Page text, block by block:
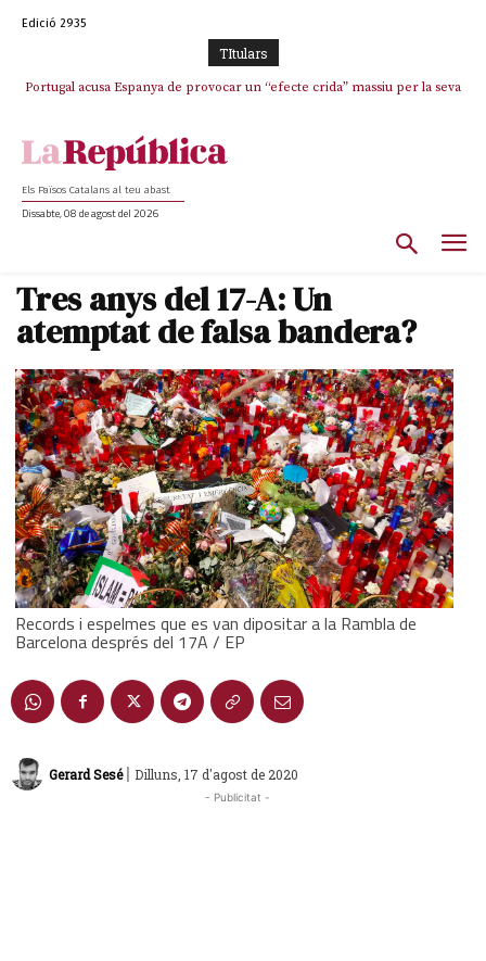
Edició 2935
TItulars
Portugal acusa Espanya de provocar un “efecte crida” massiu per la seva
Els Països Catalans al teu abast
Dissabte, 08 de agost del 2026
Tres anys del 17-A: Un
atemptat de falsa bandera?
Records i espelmes que es van dipositar a la Rambla de
Barcelona després del 17A / EP
Gerard Sesé | Dilluns, 17 d'agost de 2020
- Publicitat -